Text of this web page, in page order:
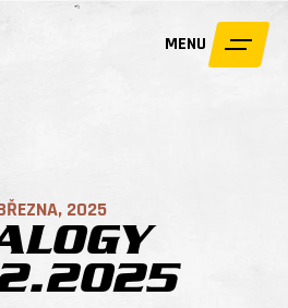
MENU
2025